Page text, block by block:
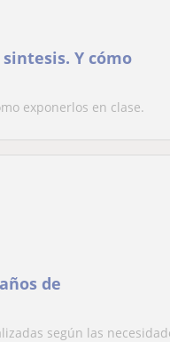
Y cómo
exponerlos en clase.
de
según las